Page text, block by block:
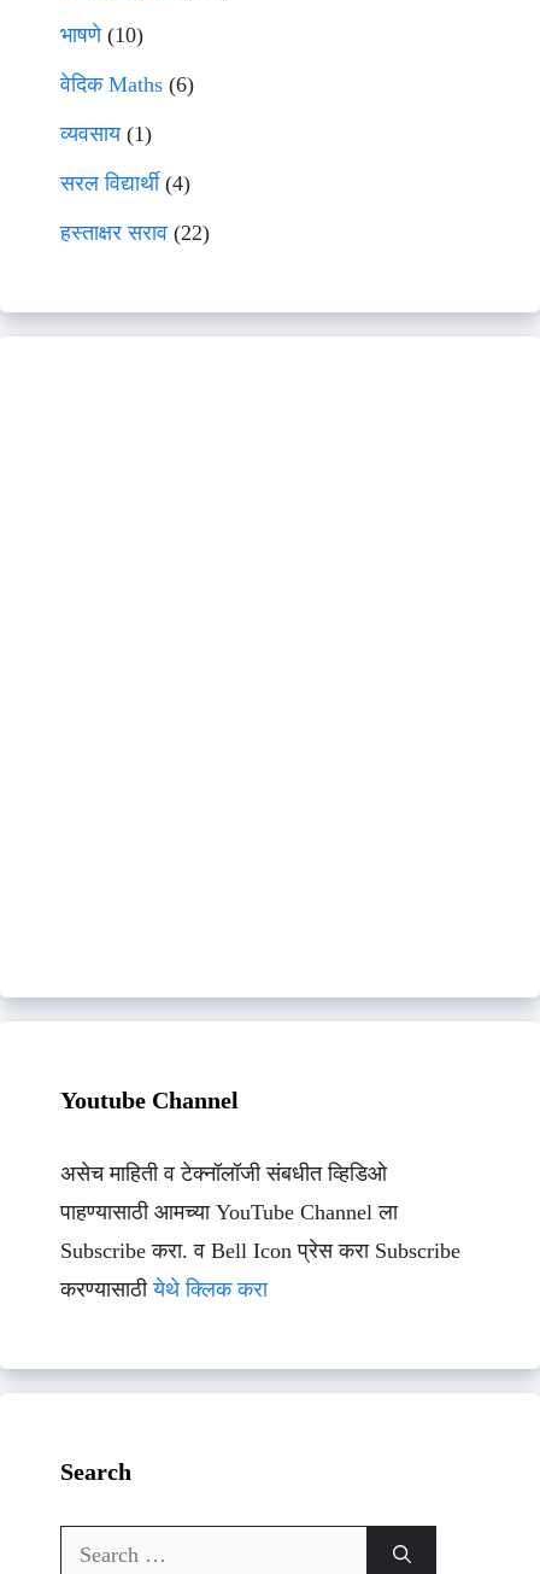
भाषणे(10)
वेदिक Maths (6)
व्यवसाय(1)
सरल विद्यार्थी(4)
हस्ताक्षर सराव (22)
Youtube Channel
असेच माहिती व टेक्नॉलॉजी संबधीत व्हिडिओ
पाहण्यासाठी आमच्या YouTube Channel ला
Subscribe करा. व Bell Icon प्रेस करा Subscribe
करण्यासाठीयेथे क्लिक करा
Search
Search